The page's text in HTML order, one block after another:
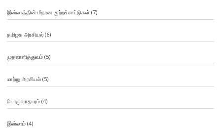
இஸ்லாத்தின் மீதான குற்றச்சாட்டுகள் (7)
தமிழக அரசியல்(6)
முதலாளித்துவம்(5)
மாற்று அரசியல்(5)
பொருளாதாரம்(4)
இஸ்லாம்(4)